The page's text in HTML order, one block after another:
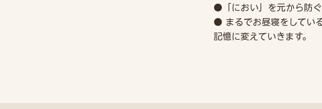
●「におい」を元から防ぐ
● まるでお昼寝をしてい
記憶に変えていきます。